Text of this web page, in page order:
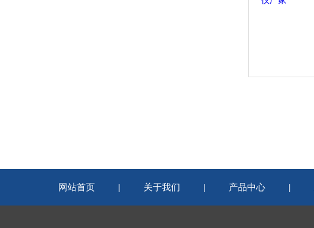
网站首页 | 关于我们 | 产品中心 |